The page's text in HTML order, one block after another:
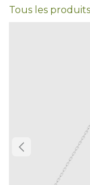
Tous les produits